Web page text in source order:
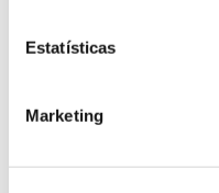
Estatísticas
Marketing
Registar galhas de
cidadãos chamados a
25.06.2026